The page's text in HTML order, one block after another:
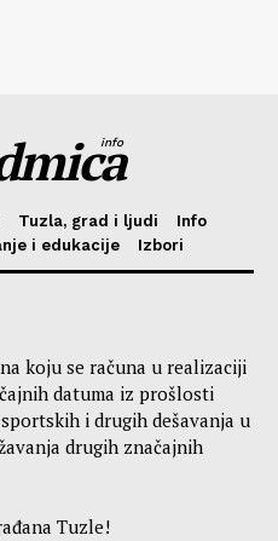
info
Tuzla, grad i ljudi
Info
i edukacije Izbori
koju se računa u realizaciji
datuma iz prošlosti
i drugih dešavanja u
drugih značajnih
Tuzle!